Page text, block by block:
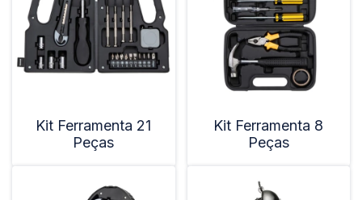
Kit Ferramenta 21
Peças
Kit Ferramenta 8
Peças